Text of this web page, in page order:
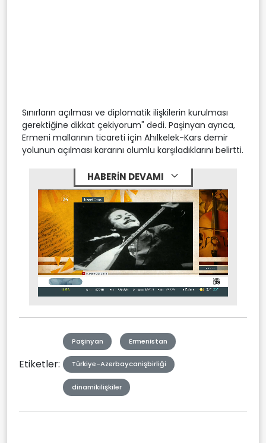
Sınırların açılması ve diplomatik ilişkilerin kurulması
gerektiğine dikkat çekiyorum" dedi. Paşinyan ayrıca,
Ermeni mallarının ticareti için Ahılkelek-Kars demir
yolunun açılması kararını olumlu karşıladıklarını belirtti.
HABERİN DEVAMI
Mute Stream
Etiketler:
Paşinyan Ermenistan
Türkiye-Azerbaycanişbirliği
dinamikilişkiler